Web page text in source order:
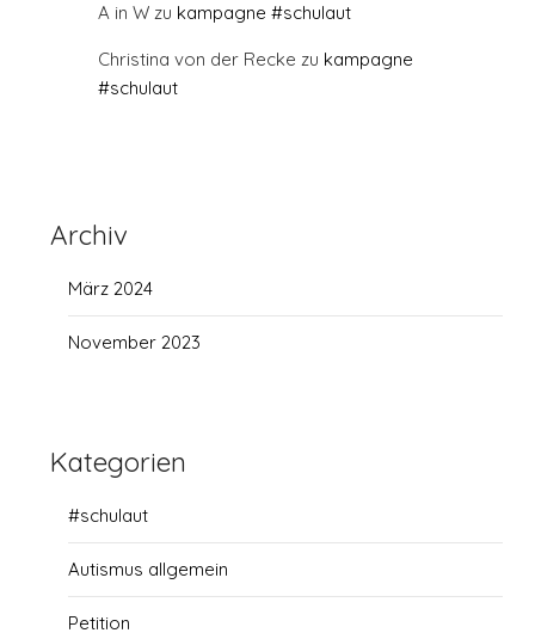
A in W zu kampagne #schulaut
Christina von der Recke zu kampagne
#schulaut
Archiv
März 2024
November 2023
Kategorien
#schulaut
Autismus allgemein
Petition